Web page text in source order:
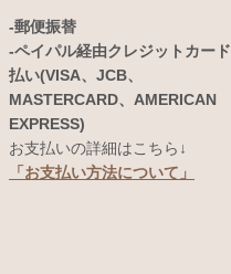
-郵便振替
-ペイパル経由クレジットカード
払い(VISA、JCB、
MASTERCARD、AMERICAN
EXPRESS)
お支払いの詳細はこちら↓
「お支払い方法について」